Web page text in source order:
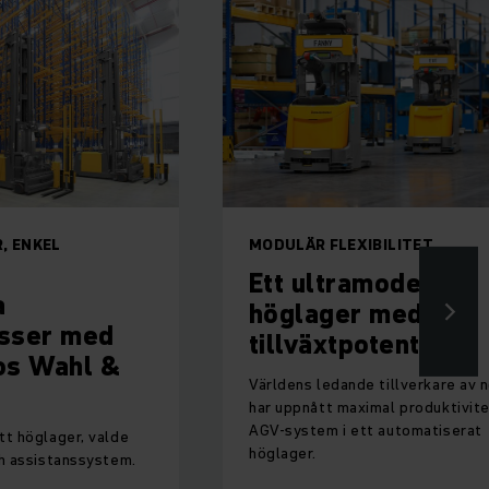
MODULÄR FLEXIBILITET.
Ett ultramodernt
höglager med
tillväxtpotential.
Världens ledande tillverkare av nötter
har uppnått maximal produktivitet med
AGV-system i ett automatiserat